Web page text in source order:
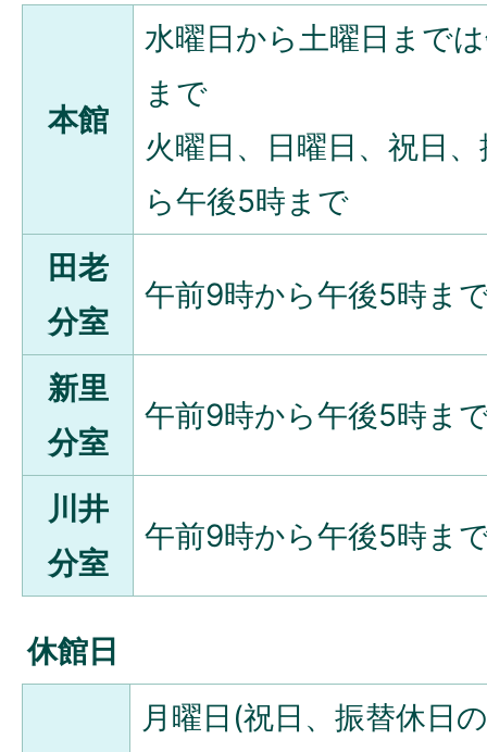
本館
水曜日から土曜日まで
まで
火曜日、日曜日、祝日
ら午後5時まで
田老
分室
午前9時から午後5時ま
新里
分室
午前9時から午後5時ま
川井
分室
午前9時から午後5時ま
休館日
月曜日(祝日、振替休日